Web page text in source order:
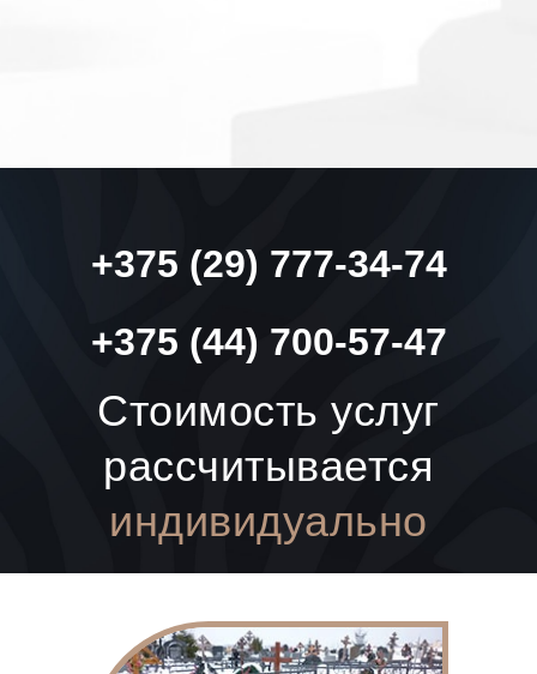
+375 (29) 777-34-74
+375 (44) 700-57-47
Стоимость услуг
рассчитывается
индивидуально